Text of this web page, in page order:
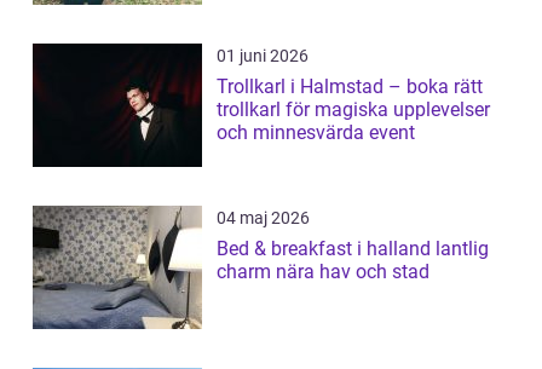
01 juni 2026
Trollkarl i Halmstad – boka rätt
trollkarl för magiska upplevelser
och minnesvärda event
04 maj 2026
Bed & breakfast i halland lantlig
charm nära hav och stad